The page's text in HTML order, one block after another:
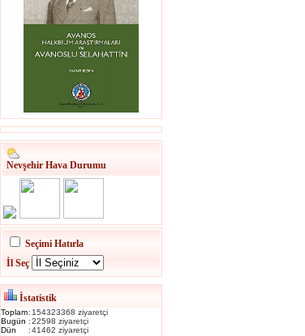
Nevşehir Hava Durumu
Seçimi Hatırla
İl Seç
İstatistik
Toplam: 154323368 ziyaretçi
Bugün :22598 ziyaretçi
Dün
:41462 ziyaretçi